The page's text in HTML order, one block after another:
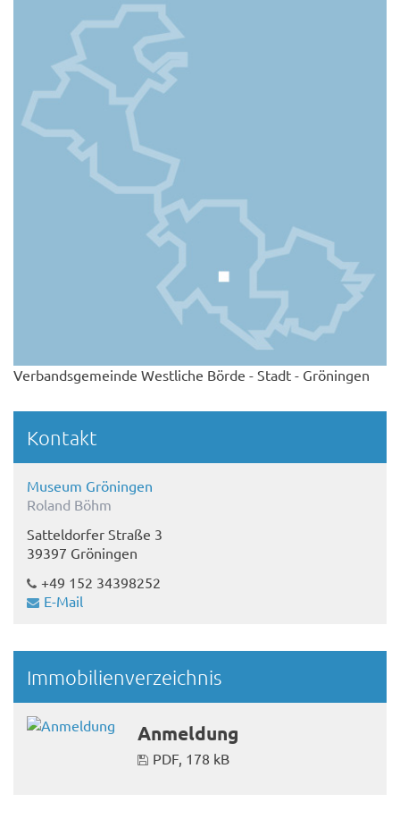
Verbandsgemeinde Westliche Börde - Stadt - Gröningen
Kontakt
Museum Gröningen
Roland Böhm
Satteldorfer Straße 3
39397 Gröningen
+49 ‭152 34398252‬
E-Mail
Immobilienverzeichnis
Anmeldung
PDF, 178 kB